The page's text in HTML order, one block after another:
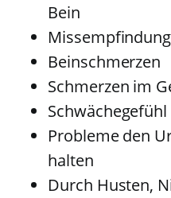
Bein
Beinschmerzen
Schmerzen im
Schwächegefühl
Probleme den
halten
Durch Husten,